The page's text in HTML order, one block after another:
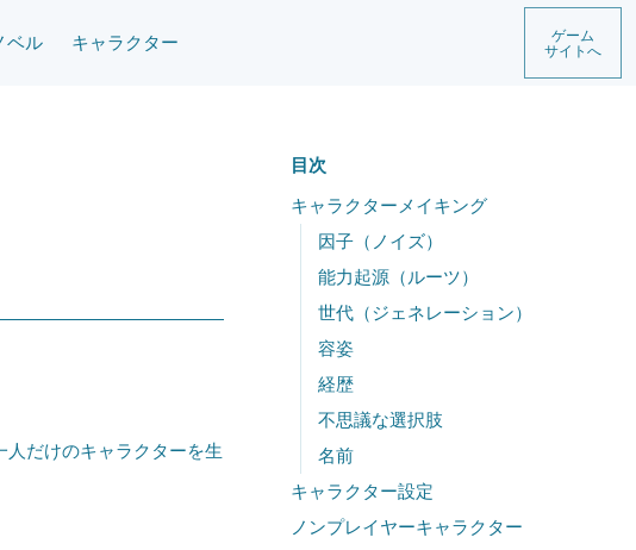
ベル キャラクター
ゲーム
サイトへ
目次
キャラクターメイキング
因子（ノイズ）
能力起源（ルーツ）
世代（ジェネレーション）
容姿
経歴
不思議な選択肢
名前
キャラクター設定
ノンプレイヤーキャラクター
だけのキャラクターを生